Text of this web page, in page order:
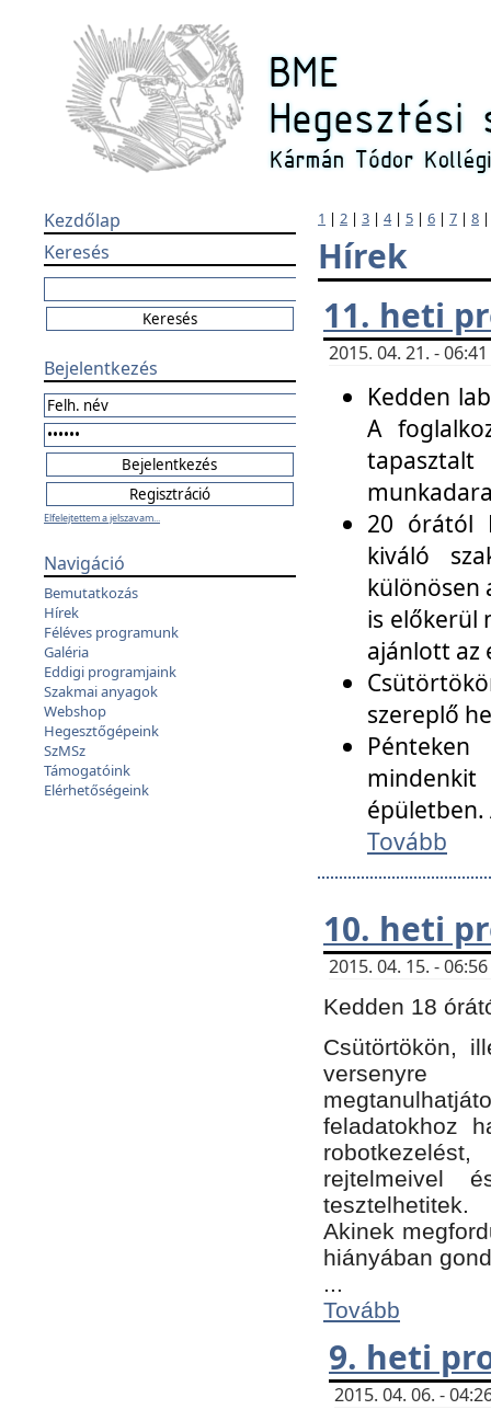
Kezdőlap
Keresés
Bejelentkezés
Elfelejtettem a jelszavam...
Navigáció
Bemutatkozás
Hírek
Féléves programunk
Galéria
Eddigi programjaink
Szakmai anyagok
Webshop
Hegesztőgépeink
SzMSz
Támogatóink
Elérhetőségeink
1 | 2 | 3 | 4| 5 | 6 | 7 | 8
Hírek
11. heti
2015. 04. 21. -
Kedden
A
20 órától
kiváló
különösen
is előkerül
ajánlott az
szereplő
épületben.
Tovább
10. heti
2015. 04. 15. -
Kedden 18
Csütörtökön,
versenyre
feladatokhoz
rejtelmeivel
tesztelhetitek.
Akinek
hiányában
...
Tovább
9. heti
2015. 04. 06. -